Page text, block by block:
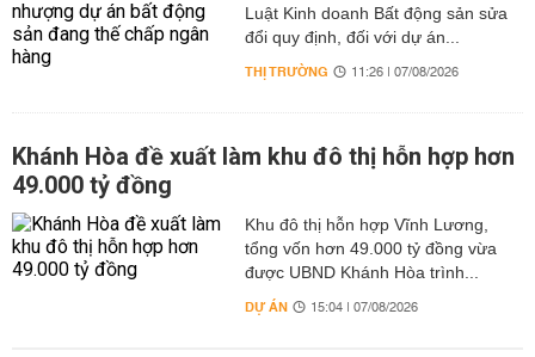
Luật Kinh doanh Bất động sản sửa
đổi quy định, đối với dự án...
THỊ TRƯỜNG 11:26 | 07/08/2026
Khánh Hòa đề xuất làm khu đô thị hỗn hợp hơn
49.000 tỷ đồng
Khu đô thị hỗn hợp Vĩnh Lương,
tổng vốn hơn 49.000 tỷ đồng vừa
được UBND Khánh Hòa trình...
DỰ ÁN 15:04 | 07/08/2026